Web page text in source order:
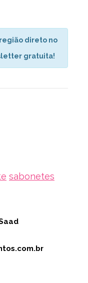
direto no
gratuita!
sabonetes